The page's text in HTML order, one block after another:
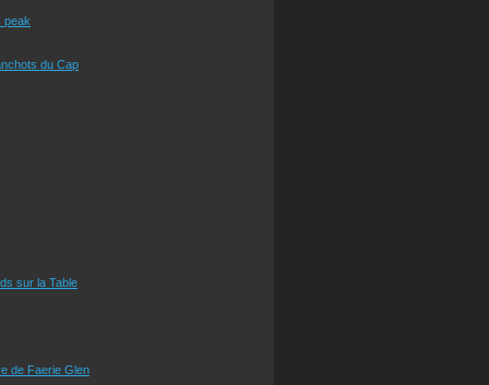
peak
du Cap
sur la Table
de Faerie Glen